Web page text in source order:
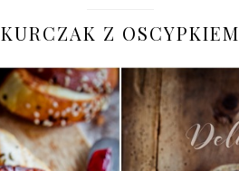
KURCZAK Z OSCYPKIEM